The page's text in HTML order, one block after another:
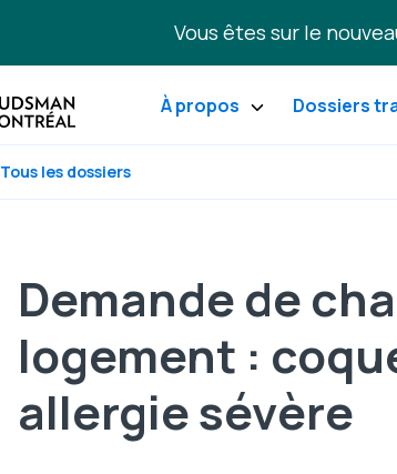
Vous êtes sur le
À propos Dossiers
Tous les dossiers
Demande de
logement :
allergie sévère